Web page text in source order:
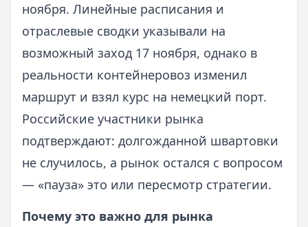
ноября. Линейные расписания и
отраслевые сводки указывали на
возможный заход 17 ноября, однако в
реальности контейнеровоз изменил
маршрут и взял курс на немецкий порт.
Российские участники рынка
подтверждают: долгожданной швартовки
не случилось, а рынок остался с вопросом
— «пауза» это или пересмотр стратегии.
Почему это важно для рынка